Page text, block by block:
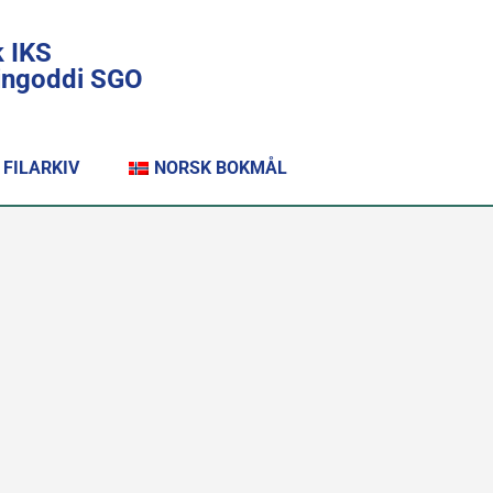
IKS
SGO
FILARKIV NORSK BOKMÅL